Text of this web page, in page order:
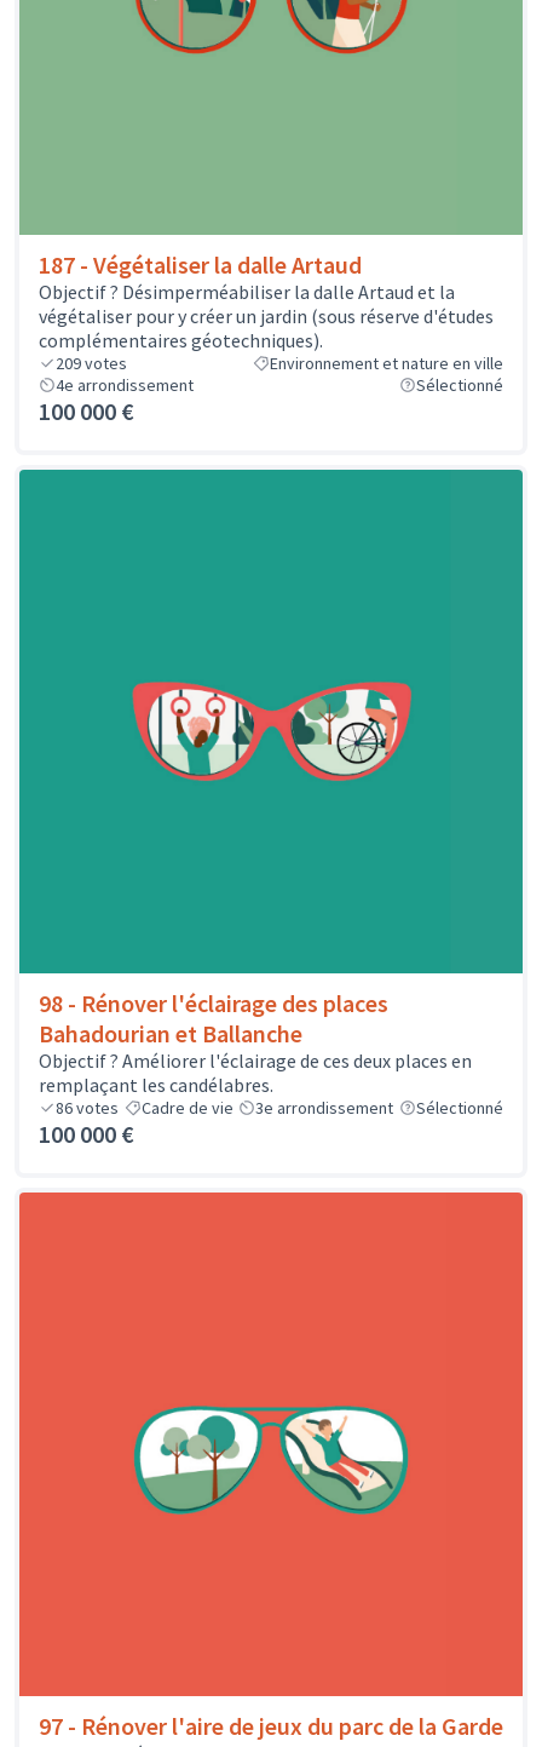
187 - Végétaliser la dalle Artaud
Objectif ? Désimperméabiliser la dalle Artaud et la
végétaliser pour y créer un jardin (sous réserve d'études
complémentaires géotechniques).
209votes
Environnement et nature en ville
4e arrondissement
Sélectionné
100 000 €
98 - Rénover l'éclairage des places
Bahadourian et Ballanche
Objectif ? Améliorer l'éclairage de ces deux places en
remplaçant les candélabres.
86votes Cadre de vie 3e arrondissement Sélectionné
100 000 €
97 - Rénover l'aire de jeux du parc de la Garde